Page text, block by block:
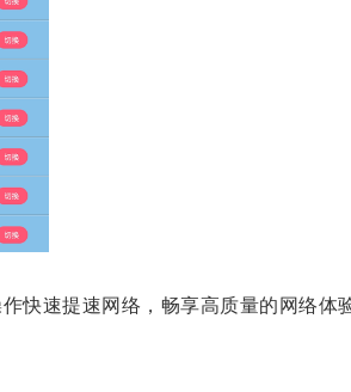
速提速网络，畅享高质量的网络体验